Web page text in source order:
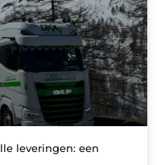
leveringen: een